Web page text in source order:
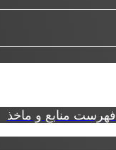
فهرست منابع و ماخذ